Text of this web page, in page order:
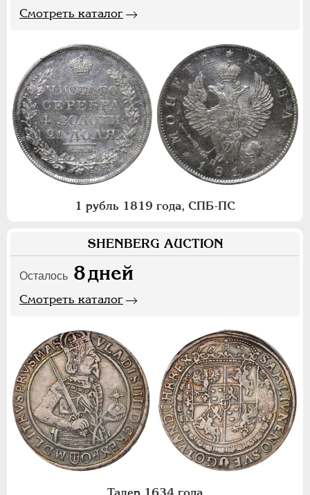
Смотреть каталог
1 рубль 1819 года, СПБ-ПС
SHENBERG AUCTION
Осталось 8дней
Смотреть каталог